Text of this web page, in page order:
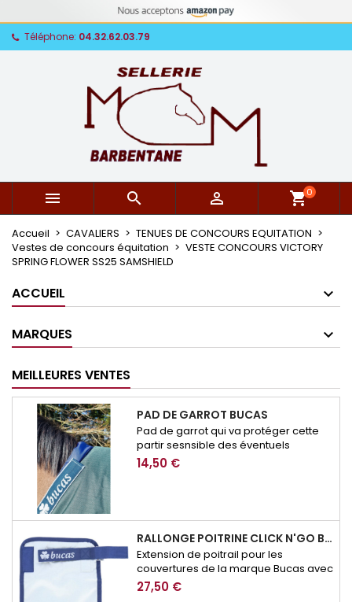
Téléphone: 04.32.62.03.79
   shopping_cart0
Accueil CAVALIERS
TENUES DE CONCOURS EQUITATION
Vestes de concours équitation
VESTE CONCOURS VICTORY
SPRING FLOWER SS25 SAMSHIELD
ACCUEIL
MARQUES
MEILLEURES VENTES
PAD DE GARROT BUCAS
Pad de garrot qui va protéger cette
partir sesnsible des éventuels
frottement de couverture.
14,50 €
RALLONGE POITRINE CLICK N'GO BUCAS
Extension de poitrail pour les
couvertures de la marque Bucas avec
système de fermeture Click n'Go
27,50 €